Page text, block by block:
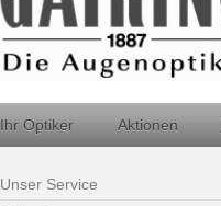
Ihr Optiker Aktionen
Unser Service